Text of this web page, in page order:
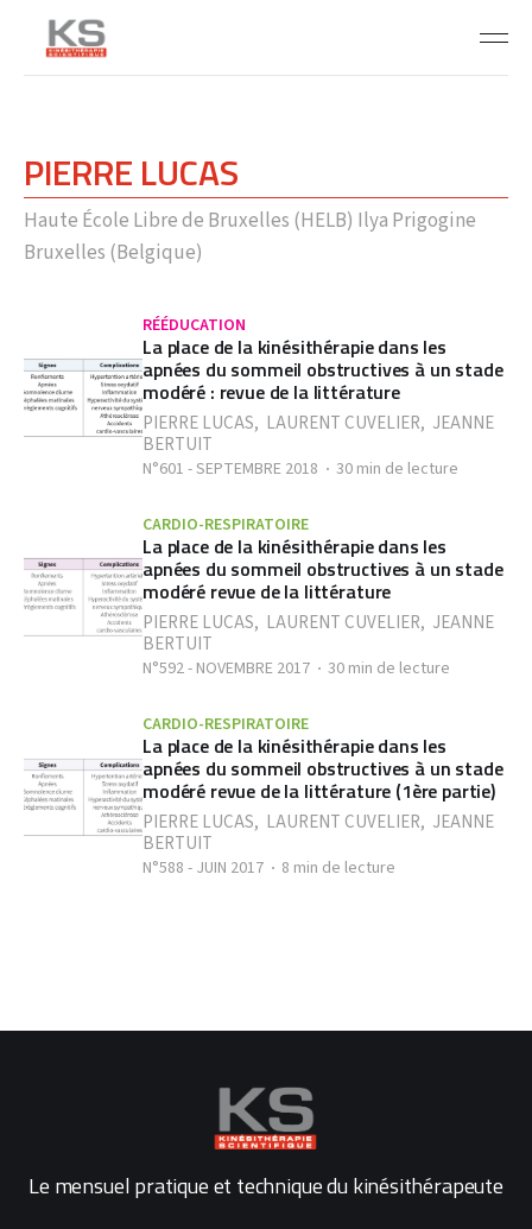
PIERRE LUCAS
Haute École Libre de Bruxelles (HELB) Ilya Prigogine
Bruxelles (Belgique)
RÉÉDUCATION
La place de la kinésithérapie dans les
apnées du sommeil obstructives à un stade
modéré : revue de la littérature
PIERRE LUCAS, LAURENT CUVELIER, JEANNE
BERTUIT
N°601 - SEPTEMBRE 2018 30 min de lecture
CARDIO-RESPIRATOIRE
La place de la kinésithérapie dans les
apnées du sommeil obstructives à un stade
modéré revue de la littérature
PIERRE LUCAS, LAURENT CUVELIER, JEANNE
BERTUIT
N°592 - NOVEMBRE 2017 30 min de lecture
CARDIO-RESPIRATOIRE
La place de la kinésithérapie dans les
apnées du sommeil obstructives à un stade
modéré revue de la littérature (1ère partie)
PIERRE LUCAS, LAURENT CUVELIER, JEANNE
BERTUIT
N°588 - JUIN 2017 8 min de lecture
Le mensuel pratique et technique du kinésithérapeute